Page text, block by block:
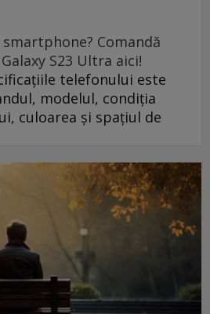
Comandă
S23 Ultra aici!
telefonului este
modelul, condiția
culoarea și spațiul de